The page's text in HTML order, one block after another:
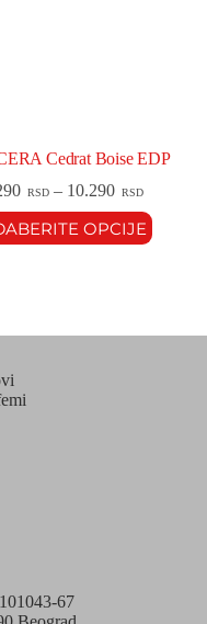
Cedrat Boise EDP
RSD – 10.290 RSD
OPCIJE
67